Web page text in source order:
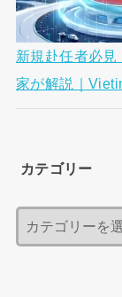
新規赴任者必
家が解説｜
カテゴリー